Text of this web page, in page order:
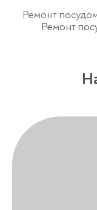
Ремонт
Ремонт